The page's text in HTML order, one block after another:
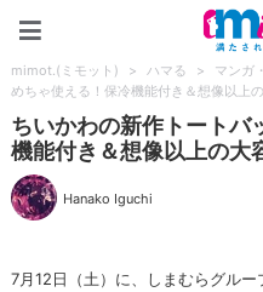
mimot.(ミモット) > ハマる > マンガ
めちゃ使える！保冷機能付き＆想像以上
ちいかわの新作トートバ
機能付き＆想像以上の大
Hanako Iguchi
7月12日（土）に、しまむらグル